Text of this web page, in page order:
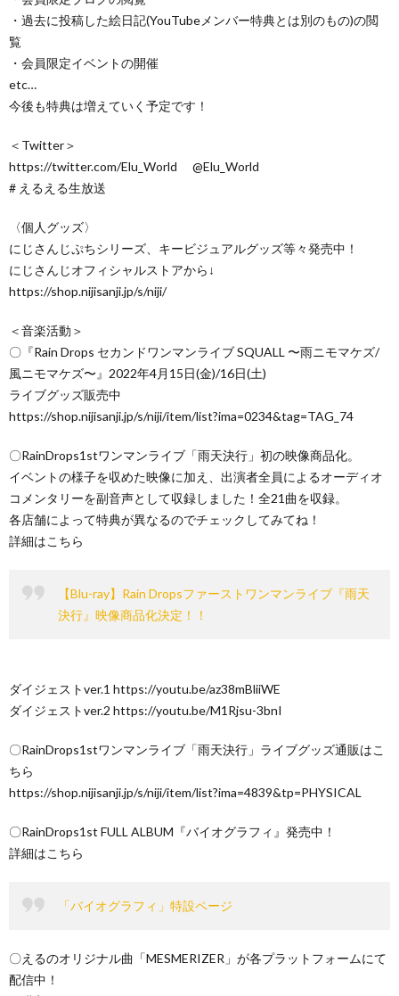
・過去に投稿した絵日記(YouTubeメンバー特典とは別のもの)の閲
覧
・会員限定イベントの開催
etc…
今後も特典は増えていく予定です！
＜Twitter＞
https://twitter.com/Elu_World @Elu_World
# えるえる生放送
〈個人グッズ〉
にじさんじぷちシリーズ、キービジュアルグッズ等々発売中！
にじさんじオフィシャルストアから↓
https://shop.nijisanji.jp/s/niji/
＜音楽活動＞
〇『Rain Drops セカンドワンマンライブ SQUALL 〜雨ニモマケズ/
風ニモマケズ〜』2022年4月15日(金)/16日(土)
ライブグッズ販売中
https://shop.nijisanji.jp/s/niji/item/list?ima=0234&tag=TAG_74
〇RainDrops1stワンマンライブ「雨天決行」初の映像商品化。
イベントの様子を収めた映像に加え、出演者全員によるオーディオ
コメンタリーを副音声として収録しました！全21曲を収録。
各店舗によって特典が異なるのでチェックしてみてね！
詳細はこちら
【Blu-ray】Rain Dropsファーストワンマンライブ『雨天
決行』映像商品化決定！！
ダイジェストver.1 https://youtu.be/az38mBliiWE
ダイジェストver.2 https://youtu.be/M1Rjsu-3bnI
〇RainDrops1stワンマンライブ「雨天決行」ライブグッズ通販はこ
ちら
https://shop.nijisanji.jp/s/niji/item/list?ima=4839&tp=PHYSICAL
〇RainDrops1st FULL ALBUM『バイオグラフィ』発売中！
詳細はこちら
「バイオグラフィ」特設ページ
〇えるのオリジナル曲「MESMERIZER」が各プラットフォームにて
配信中！